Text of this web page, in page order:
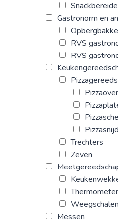
Gastronorm en
RVS
RVS
Trechters
Zeven
Weegschalen
Messen